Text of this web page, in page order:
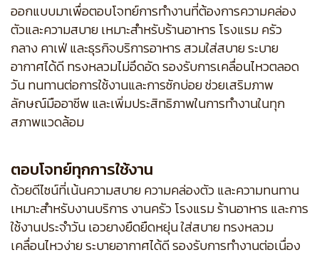
ออกแบบมาเพื่อตอบโจทย์การทำงานที่ต้องการความคล่อง
ตัวและความสบาย เหมาะสำหรับร้านอาหาร โรงแรม ครัว
กลาง คาเฟ่ และธุรกิจบริการอาหาร สวมใส่สบาย ระบาย
อากาศได้ดี ทรงหลวมไม่อึดอัด รองรับการเคลื่อนไหวตลอด
วัน ทนทานต่อการใช้งานและการซักบ่อย ช่วยเสริมภาพ
ลักษณ์มืออาชีพ และเพิ่มประสิทธิภาพในการทำงานในทุก
สภาพแวดล้อม
ตอบโจทย์ทุกการใช้งาน
ด้วยดีไซน์ที่เน้นความสบาย ความคล่องตัว และความทนทาน
เหมาะสำหรับงานบริการ งานครัว โรงแรม ร้านอาหาร และการ
ใช้งานประจำวัน เอวยางยืดยืดหยุ่น ใส่สบาย ทรงหลวม
เคลื่อนไหวง่าย ระบายอากาศได้ดี รองรับการทำงานต่อเนื่อง